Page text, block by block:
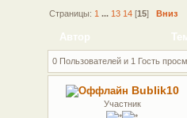
Страницы: 1 ... 13 14[15] Вниз
Автор
0 Пользователей и 1 Гость
Bublik10
Участник